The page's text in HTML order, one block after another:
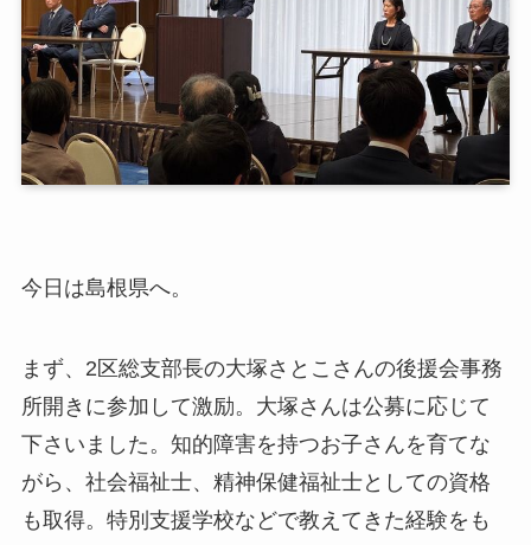
今日は島根県へ。
まず、2区総支部長の大塚さとこさんの後援会事務
所開きに参加して激励。大塚さんは公募に応じて
下さいました。知的障害を持つお子さんを育てな
がら、社会福祉士、精神保健福祉士としての資格
も取得。特別支援学校などで教えてきた経験をも